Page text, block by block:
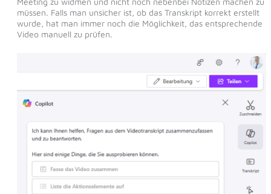
müssen. Falls man unsicher ist, ob das Transkript korrekt erstellt
wurde, hat man immer noch die Möglichkeit, das entsprechende
Video manuell zu prüfen.